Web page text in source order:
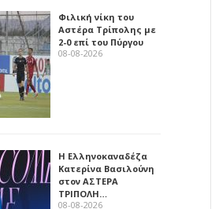
Φιλική νίκη του
Αστέρα Τρίπολης με
2-0 επί του Πύργου
08-08-2026
Η Ελληνοκαναδέζα
Κατερίνα Βασιλούνη
στον ΑΣΤΕΡΑ
ΤΡΙΠΟΛΗ…
08-08-2026